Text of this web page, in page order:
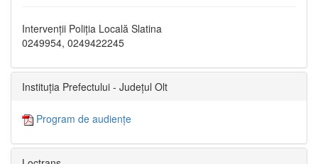
Intervenții Poliția Locală Slatina
0249954, 0249422245
Instituția Prefectului - Județul Olt
Program de audiențe